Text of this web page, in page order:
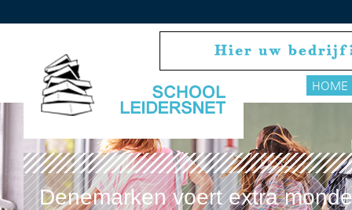
HOME
Denemarken voert extra